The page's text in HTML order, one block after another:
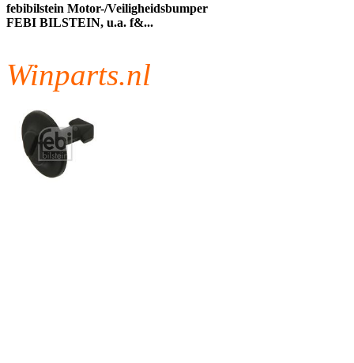
febibilstein Motor-/Veiligheidsbumper
FEBI BILSTEIN, u.a. f&...
Winparts.nl